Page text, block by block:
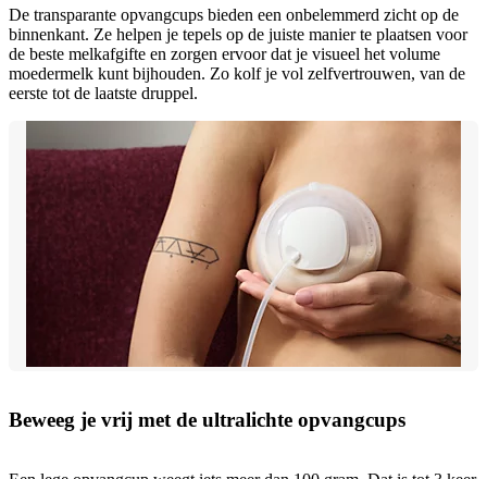
De transparante opvangcups bieden een onbelemmerd zicht op de
binnenkant. Ze helpen je tepels op de juiste manier te plaatsen voor
de beste melkafgifte en zorgen ervoor dat je visueel het volume
moedermelk kunt bijhouden. Zo kolf je vol zelfvertrouwen, van de
eerste tot de laatste druppel.
Beweeg je vrij met de ultralichte opvangcups